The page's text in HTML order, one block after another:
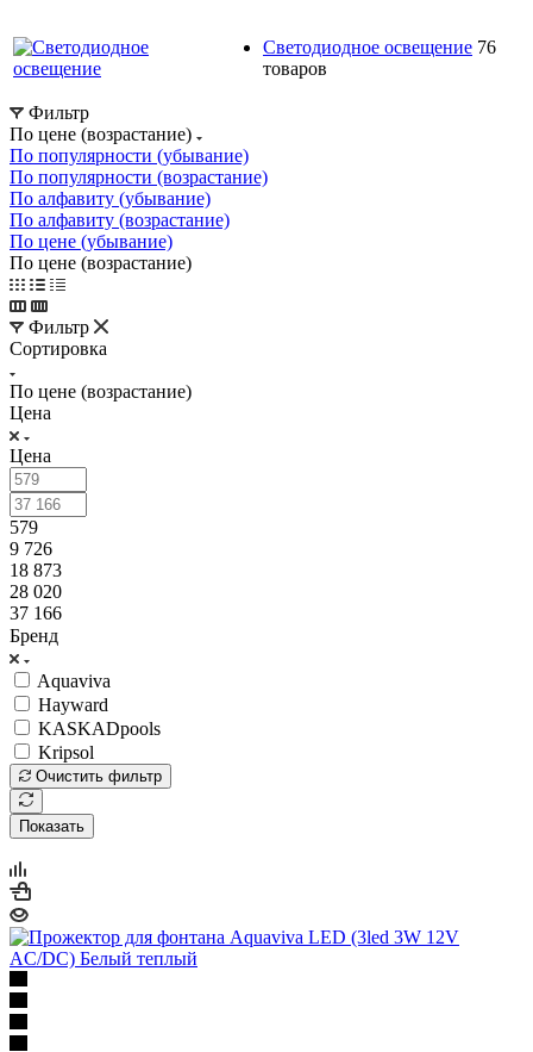
Светодиодное освещение 76
товаров
Фильтр
По цене (возрастание)
По популярности (убывание)
По популярности (возрастание)
По алфавиту (убывание)
По алфавиту (возрастание)
По цене (убывание)
По цене (возрастание)
Фильтр
Сортировка
По цене (возрастание)
Цена
Цена
579
9 726
18 873
28 020
37 166
Бренд
Aquaviva
Hayward
KASKADpools
Kripsol
Очистить фильтр
Показать